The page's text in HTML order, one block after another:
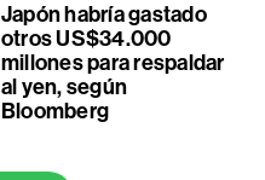
Japón habría gastado
otros US$34.000
millones para respaldar
al yen, según
Bloomberg